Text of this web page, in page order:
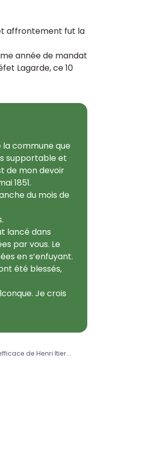
affrontement fut la
année de mandat
Lagarde, ce 10
la commune que
supportable et
de mon devoir
1851.
du mois de
lancé dans
par vous. Le
en s’enfuyant.
été blessés,
Je crois
de Henri Itier...